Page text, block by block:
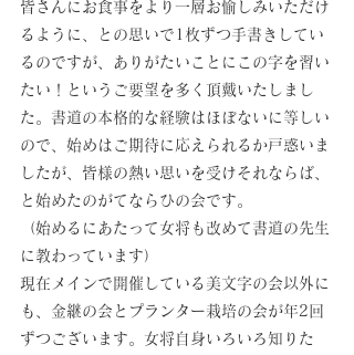
皆さんにお食事をより一層お愉しみいただけ
るように、との思いで1枚ずつ手書きしてい
るのですが、ありがたいことにこの字を習い
たい！というご要望を多く頂戴いたしまし
た。書道の本格的な経験はほぼないに等しい
ので、始めはご期待に応えられるか戸惑いま
したが、皆様の熱い思いを受けそれならば、
と始めたのがてならひの会です。
（始めるにあたって女将も改めて書道の先生
に教わっています）
現在メインで開催している美文字の会以外に
も、金継の会とプランター栽培の会が年2回
ずつございます。女将自身いろいろ知りた